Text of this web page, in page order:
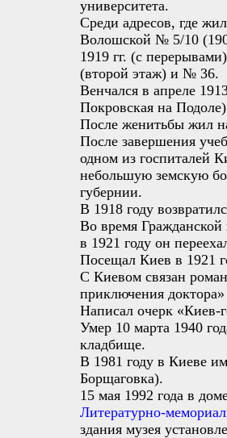
университета.
Среди адресов, где
Волошской № 5/10
1919 гг. (с
(второй этаж) и № 36.
Венчался в апреле
Покровская на
После женитьбы жил
После завершения
одном из госпиталей
небольшую земскую
губернии.
В 1918 году
Во время
в 1921 году он
Посещал Киев в 1921
С Киевом связан
приключения
Написал очерк «Киев-
Умер 10 марта 1940
кладбище.
В 1981 году в Киеве
Борщаговка).
15 мая 1992 года в
Литературно-
здания музея